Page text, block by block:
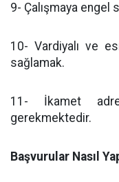
9- Çalışmaya engel
10- Vardiyalı ve
sağlamak.
11- İkamet
gerekmektedir.
Başvurular Nasıl